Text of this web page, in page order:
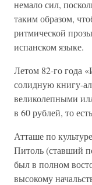
немало сил,
таким образом,
ритмической
испанском языке.
Летом 82-го года
солидную книгу-
великолепными
в 60 рублей, то
Атташе по
Питоль (ставший
был в полном
высокому